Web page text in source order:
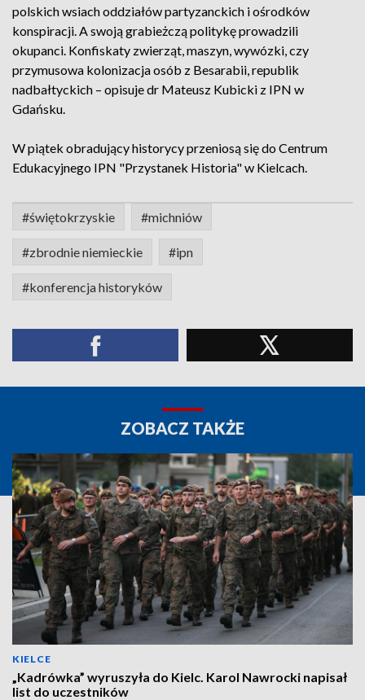
polskich wsiach oddziałów partyzanckich i ośrodków
konspiracji. A swoją grabieżczą politykę prowadzili
okupanci. Konfiskaty zwierząt, maszyn, wywózki, czy
przymusowa kolonizacja osób z Besarabii, republik
nadbałtyckich – opisuje dr Mateusz Kubicki z IPN w
Gdańsku.
W piątek obradujący historycy przeniosą się do Centrum
Edukacyjnego IPN "Przystanek Historia" w Kielcach.
#świętokrzyskie #michniów
#zbrodnie niemieckie #ipn
#konferencja historyków
ZOBACZ TAKŻE
KIELCE
„Kadrówka” wyruszyła do Kielc. Karol Nawrocki napisał
list do uczestników